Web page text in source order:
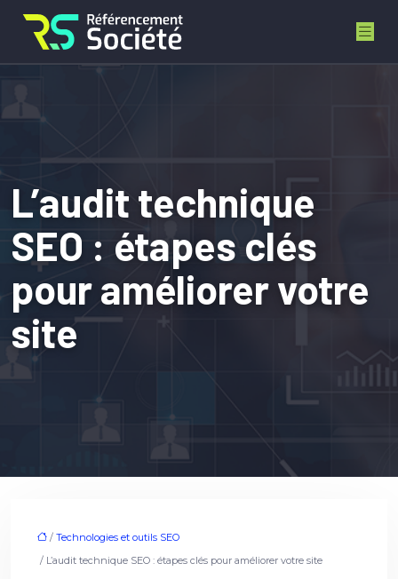
L’audit technique
SEO : étapes clés
pour améliorer votre
site
/ Technologies et outils SEO
/ L’audit technique SEO : étapes clés pour améliorer votre site